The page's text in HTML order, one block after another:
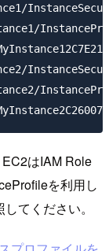
はIAM Role
を利用し
てください。